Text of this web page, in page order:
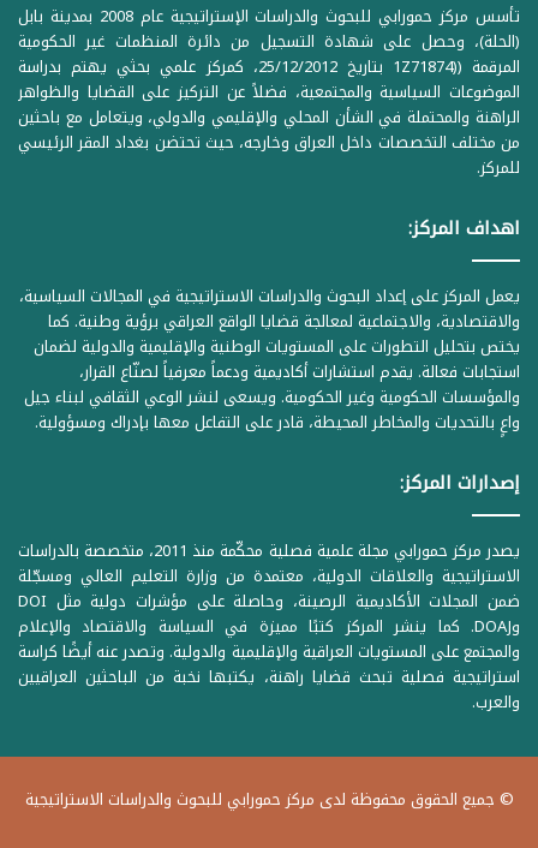
تأسس مركز حمورابي للبحوث والدراسات الإستراتيجية عام 2008 بمدينة بابل
(الحلة)، وحصل على شهادة التسجيل من دائرة المنظمات غير الحكومية
المرقمة ((1Z71874 بتاريخ 25/12/2012، كمركز علمي بحثي يهتم بدراسة
الموضوعات السياسية والمجتمعية، فضلاً عن التركيز على القضايا والظواهر
الراهنة والمحتملة في الشأن المحلي والإقليمي والدولي، ويتعامل مع باحثين
من مختلف التخصصات داخل العراق وخارجه، حيث تحتضن بغداد المقر الرئيسي
للمركز.
اهداف المركز:
يعمل المركز على إعداد البحوث والدراسات الاستراتيجية في المجالات السياسية،
والاقتصادية، والاجتماعية لمعالجة قضايا الواقع العراقي برؤية وطنية. كما
يختص بتحليل التطورات على المستويات الوطنية والإقليمية والدولية لضمان
استجابات فعالة. يقدم استشارات أكاديمية ودعماً معرفياً لصنّاع القرار،
والمؤسسات الحكومية وغير الحكومية. ويسعى لنشر الوعي الثقافي لبناء جيل
واعٍ بالتحديات والمخاطر المحيطة، قادر على التفاعل معها بإدراك ومسؤولية.
إصدارات المركز:
يصدر مركز حمورابي مجلة علمية فصلية محكّمة منذ 2011، متخصصة بالدراسات
الاستراتيجية والعلاقات الدولية، معتمدة من وزارة التعليم العالي ومسجّلة
ضمن المجلات الأكاديمية الرصينة، وحاصلة على مؤشرات دولية مثل DOI
وDOAJ. كما ينشر المركز كتبًا مميزة في السياسة والاقتصاد والإعلام
والمجتمع على المستويات العراقية والإقليمية والدولية. وتصدر عنه أيضًا كراسة
استراتيجية فصلية تبحث قضايا راهنة، يكتبها نخبة من الباحثين العراقيين
والعرب.
© جميع الحقوق محفوظة لدى مركز حمورابي للبحوث والدراسات الاستراتيجية